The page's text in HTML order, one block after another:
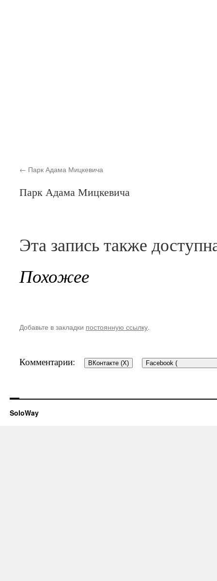
Парк Адама Мицкевича
Парк Адама Мицкевича
Эта запись также
Похожее
Добавьте в закладки постоянную ссылку.
Комментарии: ВКонтакте (X) Facebook (
SoloWay